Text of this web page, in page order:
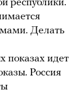
республики.
Делать
идет
Россия